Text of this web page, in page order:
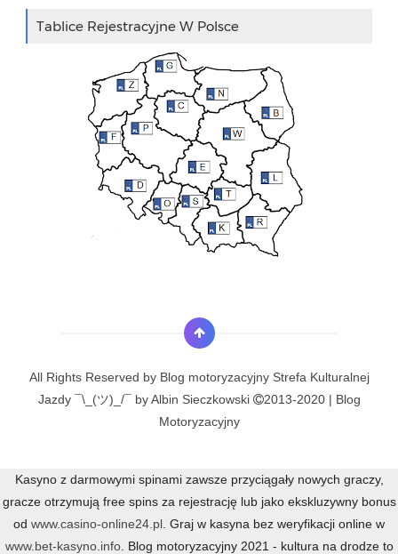
Tablice Rejestracyjne W Polsce
All Rights Reserved by Blog motoryzacyjny Strefa Kulturalnej
Jazdy ¯\_(ツ)_/¯ by Albin Sieczkowski
2013-2020 | Blog
Motoryzacyjny
Kasyno z darmowymi spinami zawsze przyciągały nowych graczy,
gracze otrzymują free spins za rejestrację lub jako ekskluzywny bonus
od www.casino-online24.pl . Graj w kasyna bez weryfikacji online w
www.bet-kasyno.info. Blog motoryzacyjny 2021 - kultura na drodze to